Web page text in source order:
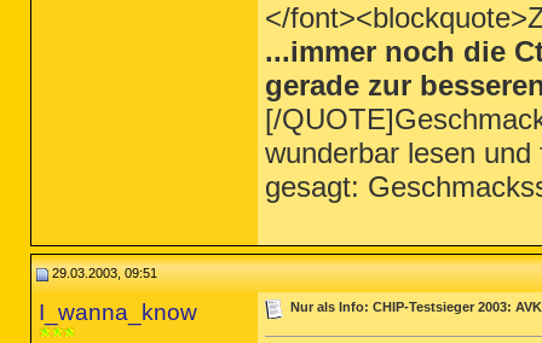
</
...immer noch die
gerade zur
[/
wunderbar lesen
gesagt:
29.03.2003, 09:51
I_wanna_know Nur als Info: CHIP-Testsieger 2003: